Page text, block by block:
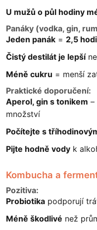
U mužů o půl hodiny
Panáky (vodka, gin,
Jeden panák = 2,5
Čistý destilát je lepší
Méně cukru = menší
Praktické doporučení:
Aperol, gin s tonikem –
množství
Počítejte s
Pijte hodně vody k
Kombucha a
Pozitiva:
Probiotika podporují
Méně škodlivé než